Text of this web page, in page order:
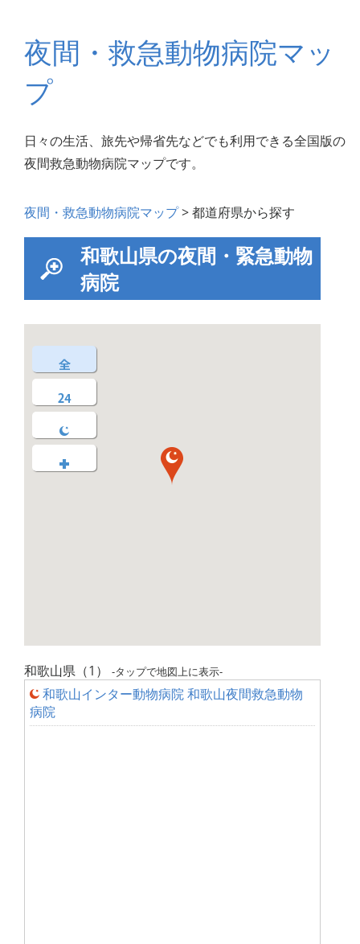
夜間・救急動物病院マッ
プ
日々の生活、旅先や帰省先などでも利用できる全国版の
夜間救急動物病院マップです。
夜間・救急動物病院マップ> 都道府県から探す
和歌山県の夜間・緊急動物
病院
和歌山県（1） -タップで地図上に表示-
和歌山インター動物病院 和歌山夜間救急動物
病院